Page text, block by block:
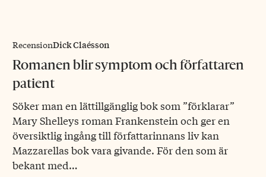
RecensionDick Claésson
Romanen blir symptom och författaren
patient
Söker man en lättillgänglig bok som ”förklarar”
Mary Shelleys roman Frankenstein och ger en
översiktlig ingång till författarinnans liv kan
Mazzarellas bok vara givande. För den som är
bekant med…